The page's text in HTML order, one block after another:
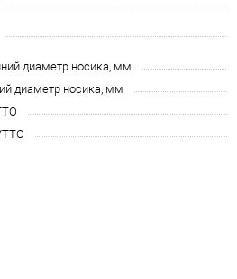
диаметр носика, мм
диаметр носика, мм